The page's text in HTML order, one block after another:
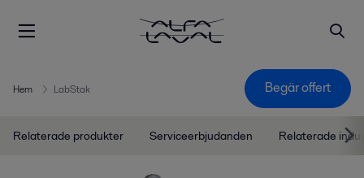
Hem LabStak Begär offert
Relaterade produkter Serviceerbjudanden Relaterade